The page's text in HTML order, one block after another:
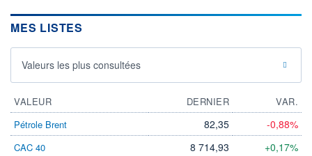
MES LISTES
Valeurs les plus consultées
VALEUR DERNIER
VAR.
Pétrole Brent
82,35 -0,88%
CAC 40 8 714,93 +0,17%